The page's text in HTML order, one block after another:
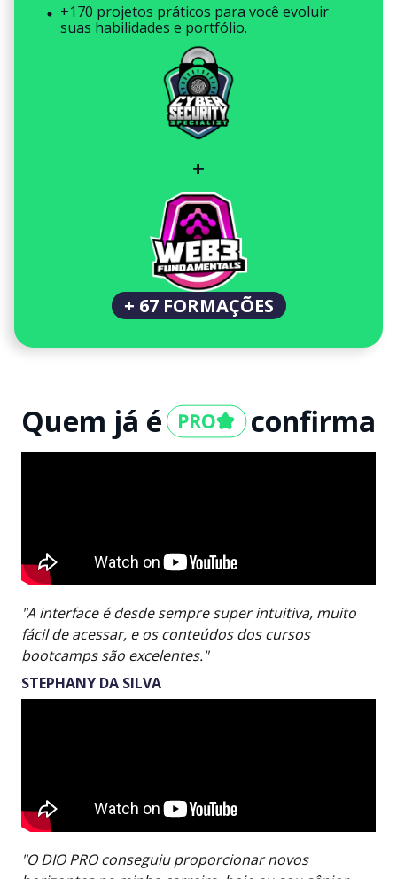
+170 projetos práticos para você evoluir
suas habilidades e portfólio.
+
+ 67 FORMAÇÕES
Quem já é confirma
"A interface é desde sempre super intuitiva, muito
fácil de acessar, e os conteúdos dos cursos
bootcamps são excelentes."
STEPHANY DA SILVA
"O DIO PRO conseguiu proporcionar novos